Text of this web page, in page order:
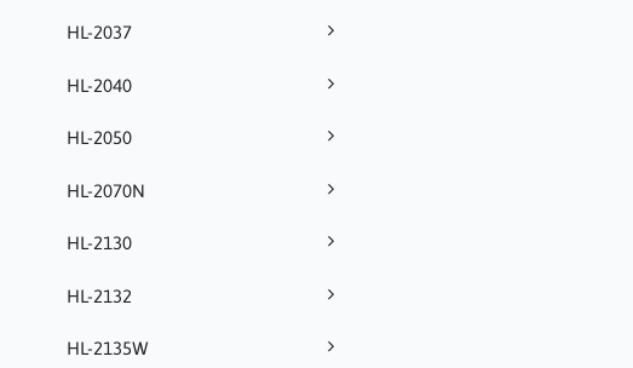
HL-2037
HL-2040
HL-2050
HL-2070N
HL-2130
HL-2132
HL-2135W